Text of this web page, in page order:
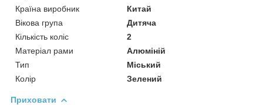
Країна виробник
Китай
Вікова група
Дитяча
Кількість коліс
2
Матеріал рами
Алюміній
Тип
Міський
Колір
Зелений
Приховати